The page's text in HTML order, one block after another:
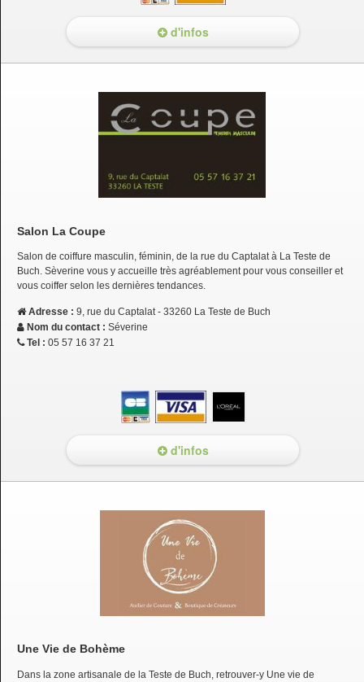
d'infos
Salon La Coupe
Salon de coiffure masculin, féminin, de la rue du Captalat à La Teste de
Buch. Sèverine vous y accueille très agréablement pour vous conseiller et
vous coiffer selon les dernières tendances.
Adresse : 9, rue du Captalat - 33260 La Teste de Buch
Nom du contact : Séverine
Tel : 05 57 16 37 21
d'infos
Une Vie de Bohème
Dans la zone artisanale de la Teste de Buch, retrouver-y Une vie de